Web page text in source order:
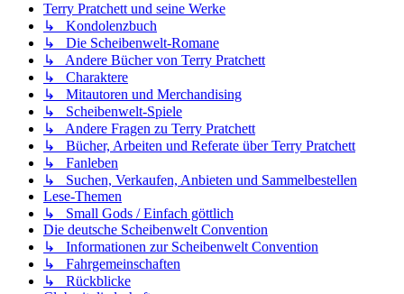
Terry Pratchett und seine Werke
↳ Kondolenzbuch
↳ Die Scheibenwelt-Romane
↳ Andere Bücher von Terry Pratchett
↳ Charaktere
↳ Mitautoren und Merchandising
↳ Scheibenwelt-Spiele
↳ Andere Fragen zu Terry Pratchett
↳ Bücher, Arbeiten und Referate über Terry Pratchett
↳ Fanleben
↳ Suchen, Verkaufen, Anbieten und Sammelbestellen
Lese-Themen
↳ Small Gods / Einfach göttlich
Die deutsche Scheibenwelt Convention
↳ Informationen zur Scheibenwelt Convention
↳ Fahrgemeinschaften
↳ Rückblicke